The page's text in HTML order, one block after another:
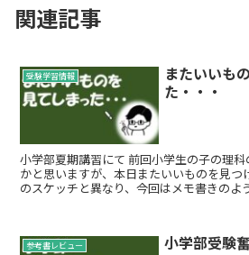
関連記事
受験学習情報
またいいも
た・・・
小学部夏期講習にて 前回小学生の子の理科のスケッチをご紹介した
かと思いますが、本日またいいものを見つけて
のスケッチと異なり、今回はメモ書きのよ
参考書レビュー 小学部受験